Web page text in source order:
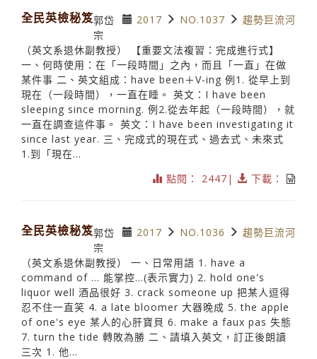
全民英檢秘笈 2017 NO.1037 趨勢巨流河
郭岱
宗
（英文系退休副教授） 【重要文法複習：完成進行式】
一、何時使用：在「一段時間」之內，而且「一直」在做
某件事 二、英文組成：have been＋V-ing 例1. 從早上到
現在（一段時間），一直在睡。 英文：I have been
sleeping since morning. 例2.從去年起（一段時間），就
一直在調查這件事。 英文：I have been investigating it
since last year. 三、完成式的現在式、過去式、未來式
1.到「現在...
點閱： 2447|
下載：
全民英檢秘笈 2017 NO.1036 趨勢巨流河
郭岱
宗
（英文系退休副教授） 一、日常用語 1. have a
command of … 能掌控…(表示實力) 2. hold one's
liquor well 酒品很好 3. crack someone up 把某人逗得
忍不住一直笑 4. a late bloomer 大器晚成 5. the apple
of one's eye 某人的心肝寶貝 6. make a faux pas 失態
7. turn the tide 轉敗為勝 二、請填入英文，訂正後朗讀
三次 1. 他...